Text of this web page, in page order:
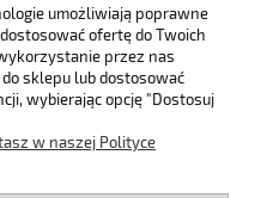
umożliwiają poprawne
ofertę do Twoich
przez nas
sklepu lub dostosować
wybierając opcję "Dostosuj
w naszej Polityce